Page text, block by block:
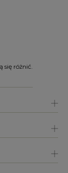
się różnić.